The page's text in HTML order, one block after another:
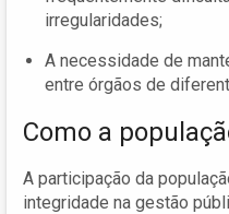
irregularidades;
A necessidade de
entre órgãos de
Como a
A participação da
integridade na gestão